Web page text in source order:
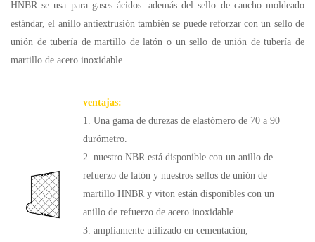
HNBR se usa para gases ácidos. además del sello de caucho moldeado
estándar, el anillo antiextrusión también se puede reforzar con un sello de
unión de tubería de martillo de latón o un sello de unión de tubería de
martillo de acero inoxidable.
ventajas:
1. Una gama de durezas de elastómero de 70 a 90
durómetro.
2. nuestro NBR está disponible con un anillo de
refuerzo de latón y nuestros sellos de unión de
martillo HNBR y viton están disponibles con un
anillo de refuerzo de acero inoxidable.
3. ampliamente utilizado en cementación,